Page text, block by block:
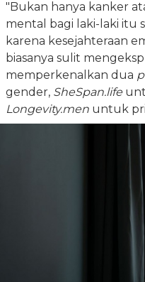
"Bukan hanya kanker
mental bagi laki-laki itu
karena kesejahteraan
biasanya sulit
memperkenalkan dua
gender, SheSpan.life
Longevity.men untuk